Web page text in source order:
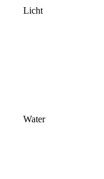
Licht
Water